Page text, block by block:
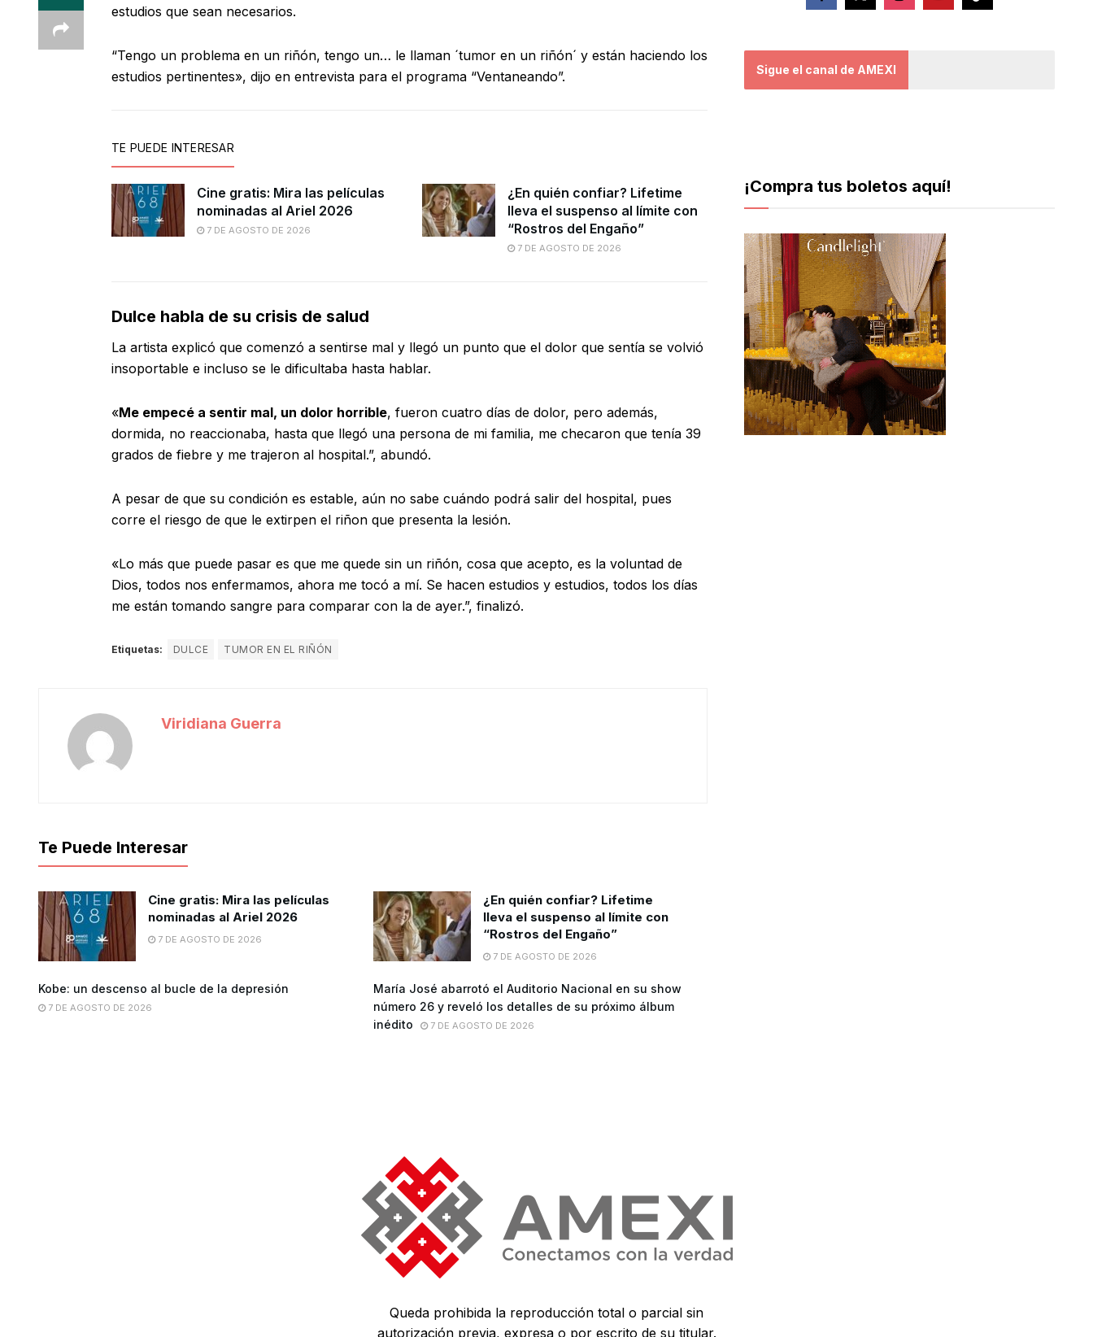
estudios que sean necesarios.
“Tengo un problema en un riñón, tengo un… le llaman ´tumor en un riñón´ y están haciendo los
estudios pertinentes», dijo en entrevista para el programa “Ventaneando”.
TE PUEDE INTERESAR
Cine gratis: Mira las películas
nominadas al Ariel 2026
7 DE AGOSTO DE 2026
¿En quién confiar? Lifetime
lleva el suspenso al límite con
“Rostros del Engaño”
7 DE AGOSTO DE 2026
Dulce habla de su crisis de salud
La artista explicó que comenzó a sentirse mal y llegó un punto que el dolor que sentía se volvió
insoportable e incluso se le dificultaba hasta hablar.
«Me empecé a sentir mal, un dolor horrible, fueron cuatro días de dolor, pero además,
dormida, no reaccionaba, hasta que llegó una persona de mi familia, me checaron que tenía 39
grados de fiebre y me trajeron al hospital.”, abundó.
A pesar de que su condición es estable, aún no sabe cuándo podrá salir del hospital, pues
corre el riesgo de que le extirpen el riñon que presenta la lesión.
«Lo más que puede pasar es que me quede sin un riñón, cosa que acepto, es la voluntad de
Dios, todos nos enfermamos, ahora me tocó a mí. Se hacen estudios y estudios, todos los días
me están tomando sangre para comparar con la de ayer.”, finalizó.
Etiquetas: DULCE TUMOR EN EL RIÑÓN
Viridiana Guerra
Te Puede Interesar
Cine gratis: Mira las películas
nominadas al Ariel 2026
7 DE AGOSTO DE 2026
¿En quién confiar? Lifetime
lleva el suspenso al límite con
“Rostros del Engaño”
7 DE AGOSTO DE 2026
Kobe: un descenso al bucle de la depresión
7 DE AGOSTO DE 2026
María José abarrotó el Auditorio Nacional en su show
número 26 y reveló los detalles de su próximo álbum
inédito
7 DE AGOSTO DE 2026
Sigue el canal de AMEXI
¡Compra tus boletos aquí!
Queda prohibida la reproducción total o parcial sin
autorización previa, expresa o por escrito de su titular.